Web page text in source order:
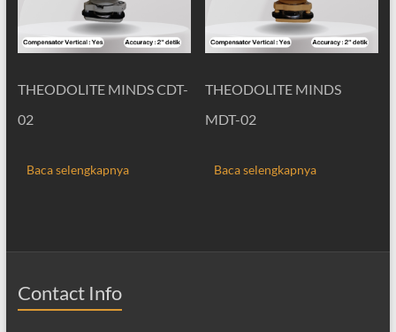
THEODOLITE MINDS CDT-
02
Baca selengkapnya
THEODOLITE MINDS
MDT-02
Baca selengkapnya
Contact Info